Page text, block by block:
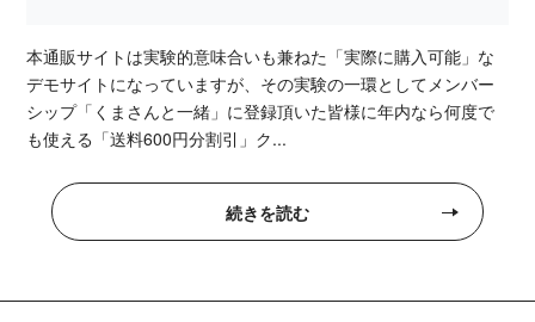
本通販サイトは実験的意味合いも兼ねた「実際に購入可能」な
デモサイトになっていますが、その実験の一環としてメンバー
シップ「くまさんと一緒」に登録頂いた皆様に年内なら何度で
も使える「送料600円分割引」ク...
続きを読む